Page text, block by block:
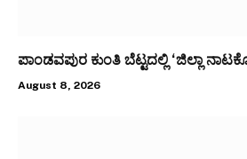
ಪಾಂಡವಪುರ ಕುಂತಿ ಬೆಟ್ಟದಲ್ಲಿ ‘ಜಿಲ್ಲಾ
August 8, 2026